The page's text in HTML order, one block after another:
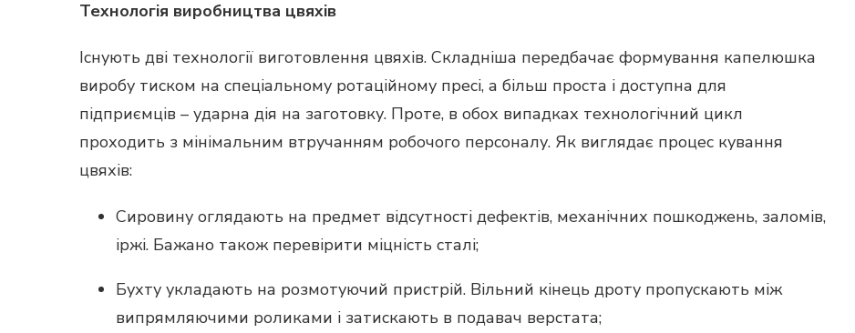
Технологія виробництва цвяхів
Існують дві технології виготовлення цвяхів. Складніша передбачає формування капелюшка
виробу тиском на спеціальному ротаційному пресі, а більш проста і доступна для
підприємців – ударна дія на заготовку. Проте, в обох випадках технологічний цикл
проходить з мінімальним втручанням робочого персоналу. Як виглядає процес кування
цвяхів:
Сировину оглядають на предмет відсутності дефектів, механічних пошкоджень, заломів,
іржі. Бажано також перевірити міцність сталі;
Бухту укладають на розмотуючий пристрій. Вільний кінець дроту пропускають між
випрямляючими роликами і затискають в подавач верстата;